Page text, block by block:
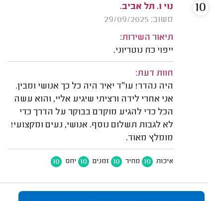
נוי ו. תל אביב.
משוב: 29/09/2025
תיאור השירות:
ייפוי כח נוטריוני.
חוות דעת:
היה נהדר! עו״ד יאיר היה כל כך אנושי ומבין.
אני אחרי לידה ורציתי שיגיע אליי, והוא עשה
הכל כדי להגיע מוקדם בבוקר על הדרך כדי
לא לגבות תשלום נוסף. אנושי, נעים ומקצועי!
מומלץ מאוד.
איכות 10 מחיר 10 זמנים 10 יחס 10
10